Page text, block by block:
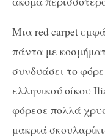
Μια red carpet
πάντα με
συνδυάσει το
ελληνικού οίκου
φόρεσε πολλά
μακριά